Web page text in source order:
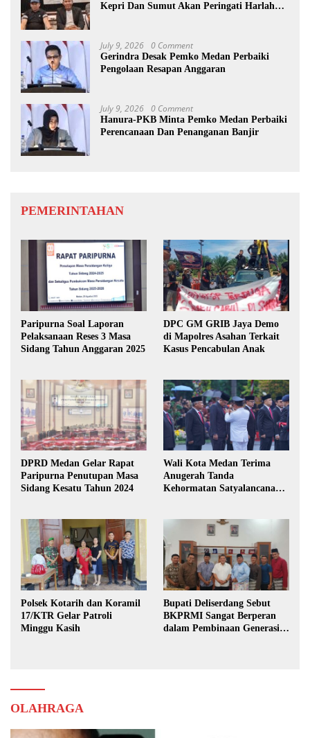
Kepri Dan Sumut Akan Peringati Harlah
July 9, 2026 0 Comment
Gerindra Desak Pemko Medan Perbaiki
Pengolaan Resapan Anggaran
July 9, 2026 0 Comment
Hanura-PKB Minta Pemko Medan Perbaiki
Perencanaan Dan Penanganan Banjir
PEMERINTAHAN
Paripurna Soal Laporan
Pelaksanaan Reses 3 Masa
Sidang Tahun Anggaran 2025
DPC GM GRIB Jaya Demo
di Mapolres Asahan Terkait
Kasus Pencabulan Anak
DPRD Medan Gelar Rapat
Paripurna Penutupan Masa
Sidang Kesatu Tahun 2024
Wali Kota Medan Terima
Anugerah Tanda
Kehormatan Satyalancana
Polsek Kotarih dan Koramil
17/KTR Gelar Patroli
Minggu Kasih
Bupati Deliserdang Sebut
BKPRMI Sangat Berperan
dalam Pembinaan Generasi
OLAHRAGA